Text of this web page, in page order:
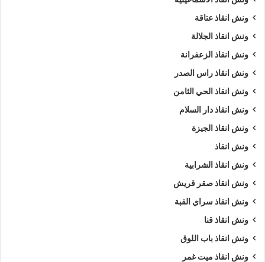
ونش انقاذ عتاقة
ونش انقاذ الجلالة
ونش انقاذ الزعفرانة
ونش انقاذ راس الصدر
ونش انقاذ الحي الثامن
ونش انقاذ دار السلام
ونش انقاذ الجيزة
ونش انقاذ
ونش انقاذ الشرابية
ونش انقاذ صقر قريش
ونش انقاذ سراي القبة
ونش انقاذ قنا
ونش انقاذ باب اللوق
ونش انقاذ ميت غمر